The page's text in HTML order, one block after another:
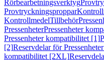
Rörbearbetningsverktyg
Provtryckningsproppar
KontrollmedelTillbehör
PressenheterPressenheter
Pressenheter kompatibilitet [1]
[2]Reservdelar för
kompatibilitet [2XL]